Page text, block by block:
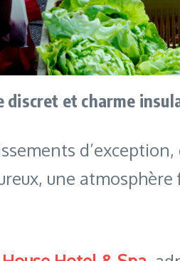
discret et charme
une